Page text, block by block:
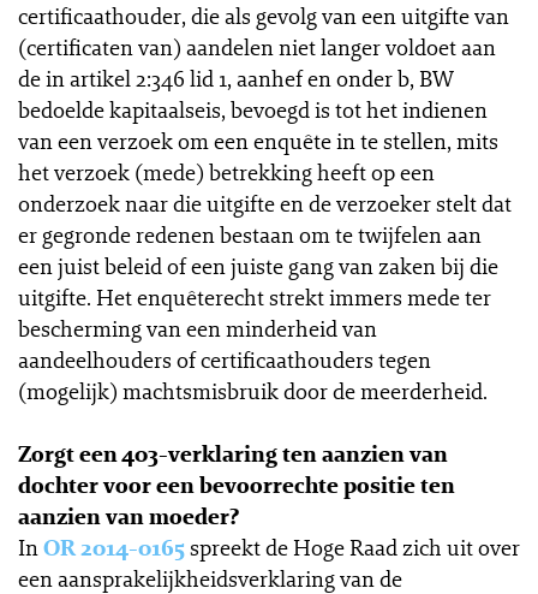
certificaathouder, die als gevolg van een uitgifte van
(certificaten van) aandelen niet langer voldoet aan
de in artikel 2:346 lid 1, aanhef en onder b, BW
bedoelde kapitaalseis, bevoegd is tot het indienen
van een verzoek om een enquête in te stellen, mits
het verzoek (mede) betrekking heeft op een
onderzoek naar die uitgifte en de verzoeker stelt dat
er gegronde redenen bestaan om te twijfelen aan
een juist beleid of een juiste gang van zaken bij die
uitgifte. Het enquêterecht strekt immers mede ter
bescherming van een minderheid van
aandeelhouders of certificaathouders tegen
(mogelijk) machtsmisbruik door de meerderheid.
Zorgt een 403-verklaring ten aanzien van
dochter voor een bevoorrechte positie ten
aanzien van moeder?
InOR 2014-0165spreekt de Hoge Raad zich uit over
een aansprakelijkheidsverklaring van de